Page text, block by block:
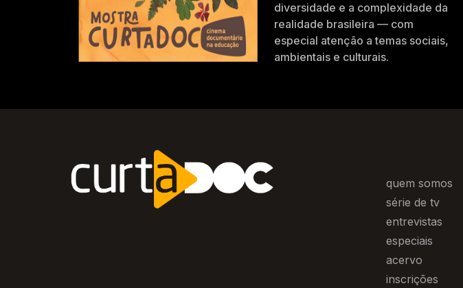
diversidade e a complexidade da
realidade brasileira — com
especial atenção a temas sociais,
ambientais e culturais.
quem somos
série de tv
entrevistas
especiais
acervo
inscrições